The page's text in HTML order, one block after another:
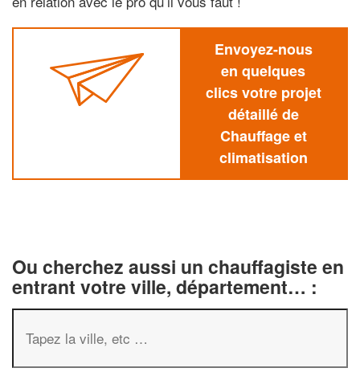
Envoyez-nous
en quelques
clics votre projet
détaillé de
Chauffage et
climatisation
Ou cherchez aussi un chauffagiste en
entrant votre ville, département… :